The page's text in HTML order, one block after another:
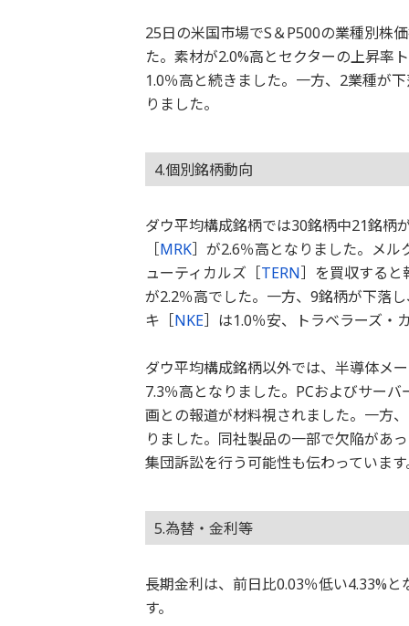
25日の米国市場でS＆P500の業種別株
た。素材が2.0%高とセクターの上昇率
1.0％高と続きました。一方、2業種が
りました。
4.個別銘柄動向
ダウ平均構成銘柄では30銘柄中21銘柄
［MRK］が2.6％高となりました。メ
ューティカルズ［TERN］を買収すると
が2.2％高でした。一方、9銘柄が下落
キ［NKE］は1.0％安、トラベラーズ・
ダウ平均構成銘柄以外では、半導体メ
7.3％高となりました。PCおよびサー
画との報道が材料視されました。一方
りました。同社製品の一部で欠陥があ
集団訴訟を行う可能性も伝わっています
5.為替・金利等
長期金利は、前日比0.03％低い4.33%
す。